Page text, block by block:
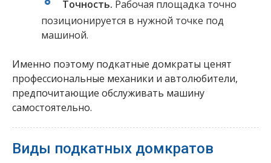
Точность. Рабочая площадка точно
позиционируется в нужной точке под
машиной.
Именно поэтому подкатные домкраты ценят
профессиональные механики и автолюбители,
предпочитающие обслуживать машину
самостоятельно.
Виды подкатных домкратов